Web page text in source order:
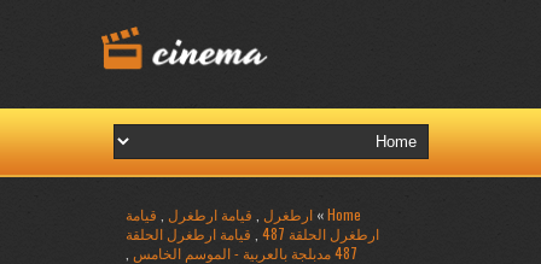
Home
» ارطغرل قيامة ارطغرل
قيامة
ارطغرل الحلقة 487
قيامة ارطغرل الحلقة
487 مدبلجة بالعربية - الموسم الخامس